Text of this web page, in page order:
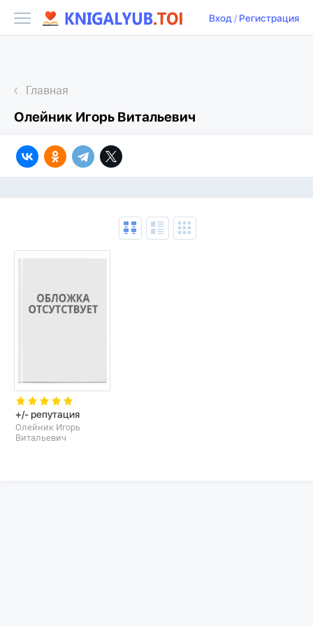
Вход/ Регистрация
Главная
Олейник Игорь Витальевич
+/- репутация
Олейник Игорь
Витальевич